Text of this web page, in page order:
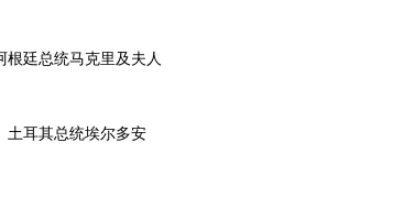
根廷总统马克里及夫人
土耳其总统埃尔多安